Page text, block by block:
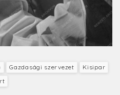
Gazdasági szervezet
Kisipar